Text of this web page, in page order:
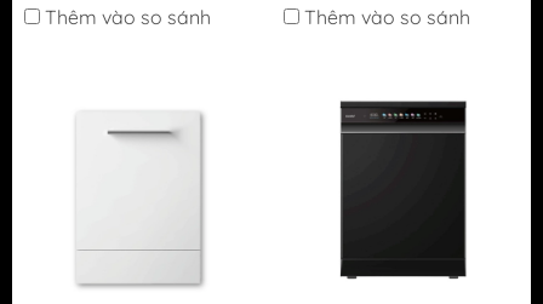
Thêm vào so sánh Thêm vào so sánh